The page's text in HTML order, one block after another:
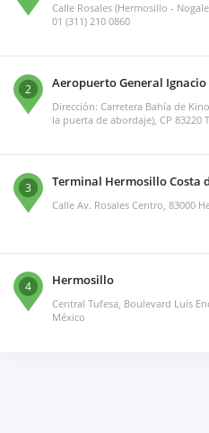
Calle Rosales (Hermosillo -
01 (311) 210 0860
2 Aeropuerto General Ignacio
Dirección: Carretera Bahía de
la puerta de abordaje), CP 83220
3 Terminal Hermosillo Costa
Calle Av. Rosales Centro, 83000
4 Hermosillo
Central Tufesa, Boulevard Luis
México